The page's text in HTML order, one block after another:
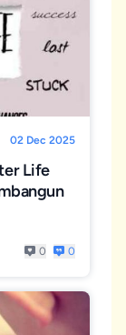
02 Dec 2025
Life
0 0